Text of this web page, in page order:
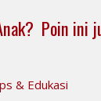
Poin ini
& Edukasi